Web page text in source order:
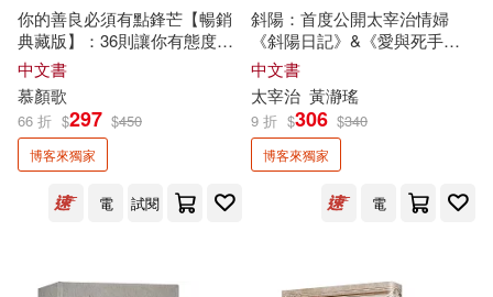
泰絲．格里森(5) 白熒植(5)
郭文興(5) 香川元太郎(5)
Hanna Hu(4)
James Brown(4)
中山七里(4)
天下文化(17) 小魯文化(17)
我識(17) 不求人文化(16)
EZ叢書館(15) 堡壘文化(15)
其他 (可複選)
現在可購買商品(557)
範圍
-
你的善良必須有點鋒芒【暢銷
典藏版】：36則讓你有態度、
不委曲，深諳世故卻不世故的
世道智慧(隨書贈全球
酷黑帆布袋」)
中文書
慕顏歌
66 折 $297 $450
博客來獨家
電 試閱
斜陽：首度公開太宰治情婦
《斜陽日記》&《愛與死手
記》創作祕辛、
治老家【斜陽館】彩頁特輯及<
維榮之妻>(二版)
中文書
太宰治 黃瀞瑤
9 折 $306 $340
博客來獨家
電